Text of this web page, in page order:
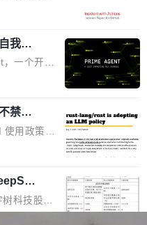
的" Hopp
配。 更关
长打开新
开发者日
Develope
硬件产业
技术顾
、芯片适
统一互联
企业进一
5 小时，
调度层故
、C
测到完全
8 月的第六
关。 Git
一组数
在，每周
我改
越人类
一个开源
两个抽
）和 C
准测试
到了 95.
的人类专
agent 包装
数 coding
的设
禁
的
使用政策，
献。这不
队采纳，
助贡献最
句话：LLM
但不能用来
树科技股份
结果，杭